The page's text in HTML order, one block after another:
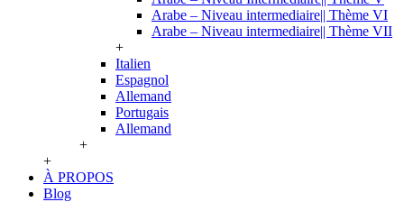
Arabe – Niveau intermediaire|| Thème VI
Arabe – Niveau intermediaire|| Thème VII
+
Italien
Espagnol
Allemand
Portugais
Allemand
+
+
À PROPOS
Blog